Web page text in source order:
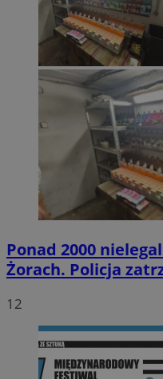
Ponad 2000
Żorach. Policja
12